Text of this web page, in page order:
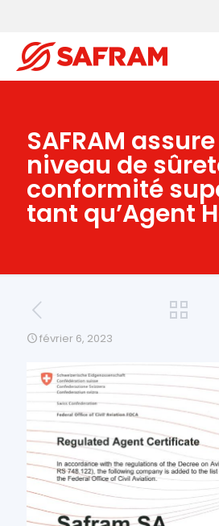
SAFRAM
niveau de
conformité
tant qu’Agent
février 6, 2023